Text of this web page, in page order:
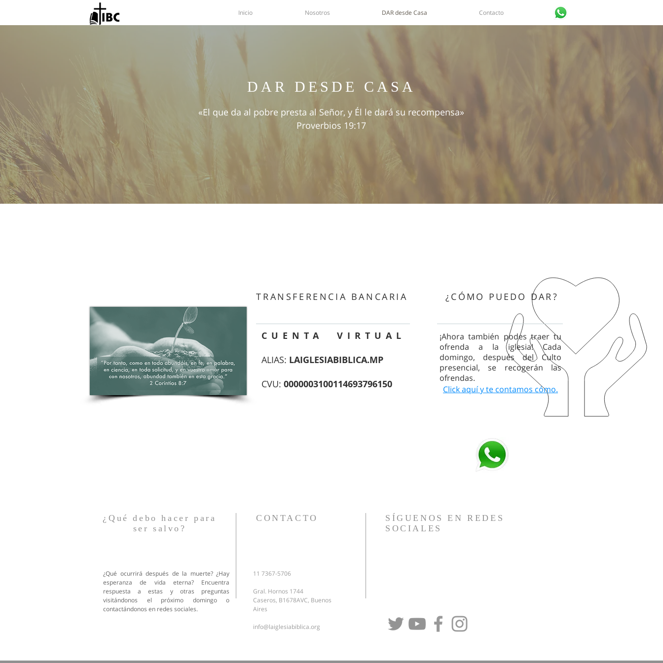
Inicio Nosotros DAR desde Casa Contacto
DAR DESDE CASA
«El que da al pobre presta al Señor, y Él le dará su recompensa»
Proverbios 19:17
TRANSFERENCIA BANCARIA
CUENTA VIRTUAL
ALIAS: LAIGLESIABIBLICA.MP
CVU: 0000003100114693796150
¿CÓMO PUEDO DAR?
¡Ahora también podes traer tu
ofrenda a la iglesia! Cada
domingo, después del Culto
presencial, se recogerán las
ofrendas.
Click aquí yte contamos cómo.
¿Qué debo hacer para
ser salvo?
¿Qué ocurrirá después de la muerte? ¿Hay
esperanza de vida eterna? Encuentra
respuesta a estas y otras preguntas
visitándonos el próximo domingo o
contactándonos en redes sociales.
CONTACTO
11 7367-5706
Gral. Hornos 1744
Caseros, B1678AVC, Buenos
Aires
info@laiglesiabiblica.org
SÍGUENOS EN REDES
SOCIALES